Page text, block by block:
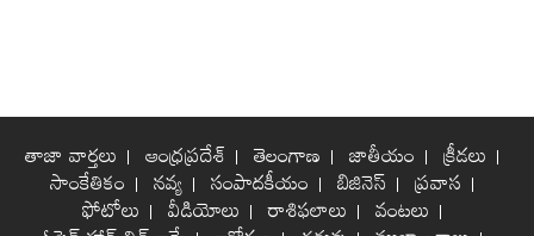
తాజా వార్తలు ఆంధ్రప్రదేశ్ తెలంగాణ జాతీయం క్రీడలు
సాంకేతికం నవ్య సంపాదకీయం బిజినెస్ ప్రవాస
ఫోటోలు వీడియోలు రాశిఫలాలు వంటలు